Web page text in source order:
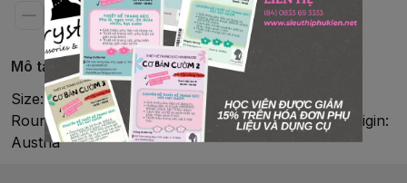
Mô tả chi tiết
Size: 3mmColor: Light SiamMaterial: CrystalShape:
RoundStyle: #5000Brand: SwarovskiCountry of Origin:
Austria